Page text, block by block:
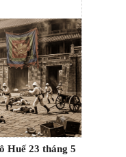
Huế 23 tháng 5